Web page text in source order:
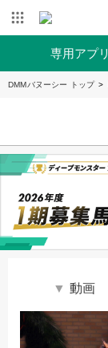
専用アプリ
DMMバヌーシー トップ
動画